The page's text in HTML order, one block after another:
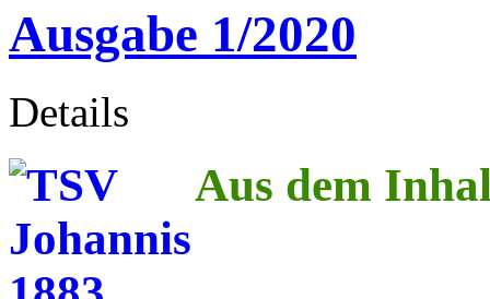
Ausgabe 1/2020
Details
Aus dem